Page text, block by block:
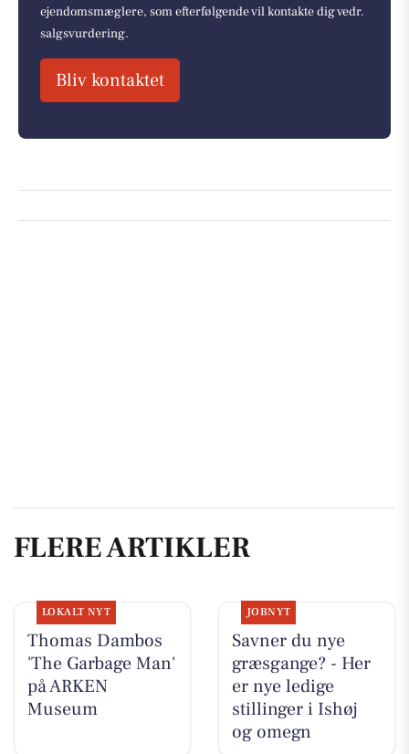
ejendomsmæglere, som efterfølgende vil kontakte dig vedr.
salgsvurdering.
Bliv kontaktet
FLERE ARTIKLER
LOKALT NYT
Thomas Dambos
'The Garbage Man'
på ARKEN
Museum
JOBNYT
Savner du nye
græsgange? - Her
er nye ledige
stillinger i Ishøj
og omegn